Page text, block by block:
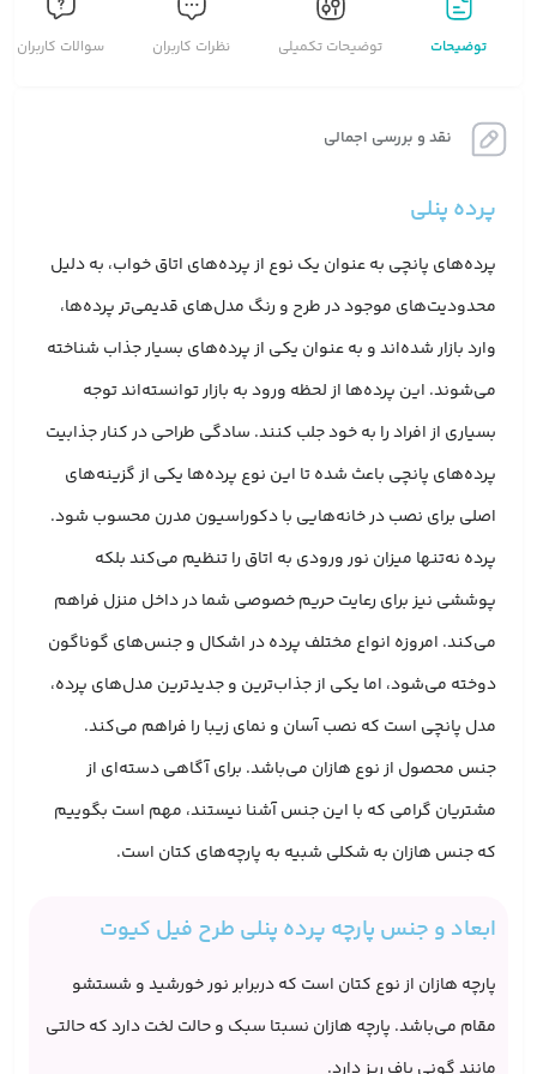
توضیحات توضیحات تکمیلی نظرات کاربران سوالات کاربران
نقد و بررسی اجمالی
پرده پنلی
پرده‌های پانچی به عنوان یک نوع از پرده‌های اتاق خواب، به دلیل
محدودیت‌های موجود در طرح و رنگ مدل‌های قدیمی‌تر پرده‌ها،
وارد بازار شده‌اند و به عنوان یکی از پرده‌های بسیار جذاب شناخته
می‌شوند. این پرده‌ها از لحظه ورود به بازار توانسته‌اند توجه
بسیاری از افراد را به خود جلب کنند. سادگی طراحی در کنار جذابیت
پرده‌های پانچی باعث شده تا این نوع پرده‌ها یکی از گزینه‌های
اصلی برای نصب در خانه‌هایی با دکوراسیون مدرن محسوب شود.
پرده نه‌تنها میزان نور ورودی به اتاق را تنظیم می‌کند بلکه
پوششی نیز برای رعایت حریم خصوصی شما در داخل منزل فراهم
می‌کند. امروزه انواع مختلف پرده در اشکال و جنس‌های گوناگون
دوخته می‌شود، اما یکی از جذاب‌ترین و جدیدترین مدل‌های پرده،
مدل پانچی است که نصب آسان و نمای زیبا را فراهم می‌کند.
جنس محصول از نوع هازان می‌باشد. برای آگاهی دسته‌ای از
مشتریان گرامی که با این جنس آشنا نیستند، مهم است بگوییم
که جنس هازان به شکلی شبیه به پارچه‌های کتان است.
ابعاد و جنس پارچه پرده پنلی طرح فیل کیوت
پارچه هازان از نوع کتان است که دربرابر نور خورشید و شستشو
مقام می‌باشد. پارچه هازان نسبتا سبک و حالت لخت دارد که حالتی